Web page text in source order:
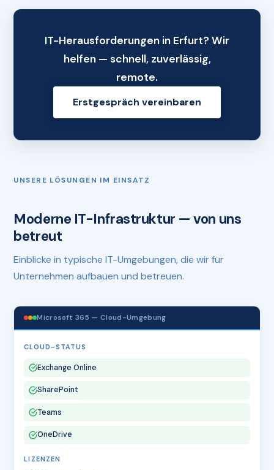
IT-Herausforderungen in Erfurt? Wir
helfen — schnell, zuverlässig,
remote.
Erstgespräch vereinbaren
UNSERE LÖSUNGEN IM EINSATZ
Moderne IT-Infrastruktur — von uns
betreut
Einblicke in typische IT-Umgebungen, die wir für
Unternehmen aufbauen und betreuen.
Microsoft 365 — Cloud-Umgebung
CLOUD-STATUS
Exchange Online
SharePoint
Teams
OneDrive
LIZENZEN